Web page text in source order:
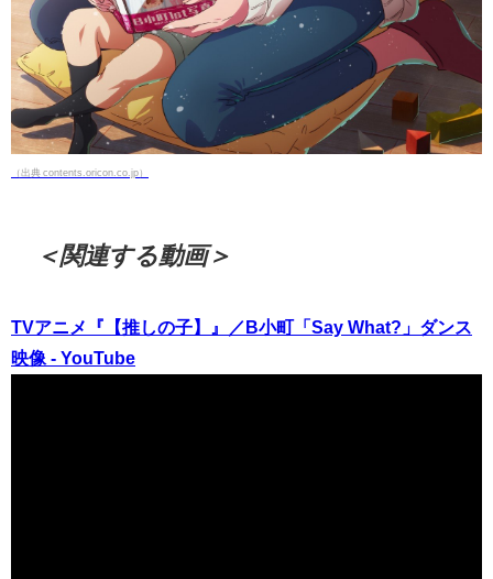
（出典 contents.oricon.co.jp）
＜関連する動画＞
TVアニメ『【推しの子】』／B小町「Say What?」ダンス
映像 - YouTube